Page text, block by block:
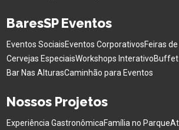
BaresSP Eventos
Eventos SociaisEventos CorporativosFeiras
Cervejas EspeciaisWorkshops InterativoBuffet
Bar Nas AlturasCaminhão para Eventos
Nossos Projetos
Experiência GastronômicaFamília no Parque